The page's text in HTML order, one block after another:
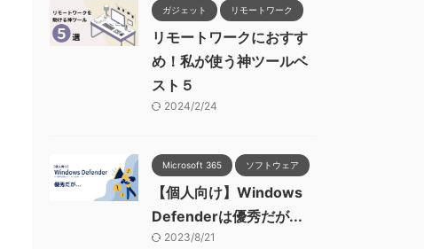
ガジェット リモートワーク
リモートワークにおすす
め！私が使う神ツールベ
スト５
2024/2/24
Microsoft 365 ソフトウェア
【個人向け】Windows
Defenderは優秀だが...
2023/8/21